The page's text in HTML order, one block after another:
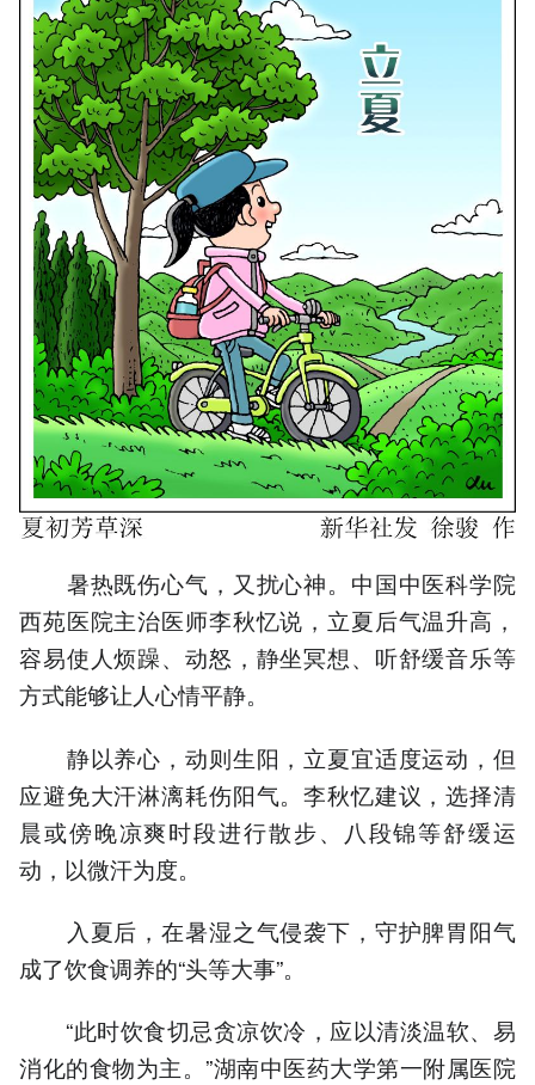
暑热既伤心气，又扰心神。中国中医科学院
西苑医院主治医师李秋忆说，立夏后气温升高，
容易使人烦躁、动怒，静坐冥想、听舒缓音乐等
方式能够让人心情平静。
静以养心，动则生阳，立夏宜适度运动，但
应避免大汗淋漓耗伤阳气。李秋忆建议，选择清
晨或傍晚凉爽时段进行散步、八段锦等舒缓运
动，以微汗为度。
入夏后，在暑湿之气侵袭下，守护脾胃阳气
成了饮食调养的“头等大事”。
“此时饮食切忌贪凉饮冷，应以清淡温软、易
消化的食物为主。”湖南中医药大学第一附属医院